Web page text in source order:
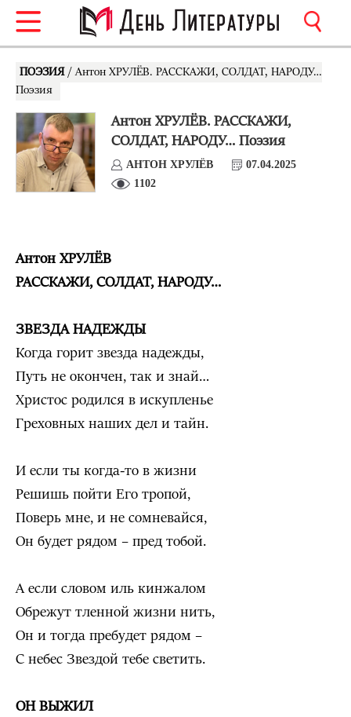
ПОЭЗИЯ / Антон ХРУЛЁВ. РАССКАЖИ, СОЛДАТ, НАРОДУ…
Поэзия
Антон ХРУЛЁВ. РАССКАЖИ,
СОЛДАТ, НАРОДУ… Поэзия
АНТОН ХРУЛЁВ
07.04.2025
1102
Антон ХРУЛЁВ
РАССКАЖИ, СОЛДАТ, НАРОДУ…
ЗВЕЗДА НАДЕЖДЫ
Когда горит звезда надежды,
Путь не окончен, так и знай…
Христос родился в искупленье
Греховных наших дел и тайн.
И если ты когда-то в жизни
Решишь пойти Его тропой,
Поверь мне, и не сомневайся,
Он будет рядом – пред тобой.
А если словом иль кинжалом
Обрежут тленной жизни нить,
Он и тогда пребудет рядом –
С небес Звездой тебе светить.
ОН ВЫЖИЛ